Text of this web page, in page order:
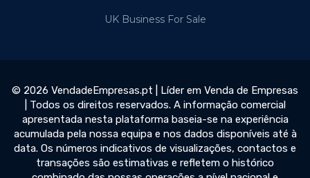
UK Business For Sale
© 2026 VendadeEmpresas.pt | Líder em Venda de Empresas
| Todos os direitos reservados. A informação comercial
apresentada nesta plataforma baseia-se na experiência
acumulada pela nossa equipa e nos dados disponíveis até à
data. Os números indicativos de visualizações, contactos e
transações são estimativas e refletem o histórico